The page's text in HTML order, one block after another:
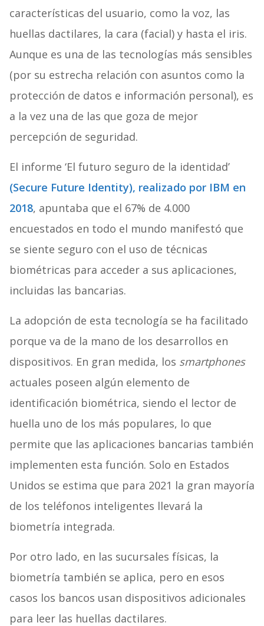
características del usuario, como la voz, las
huellas dactilares, la cara (facial) y hasta el iris.
Aunque es una de las tecnologías más sensibles
(por su estrecha relación con asuntos como la
protección de datos e información personal), es
a la vez una de las que goza de mejor
percepción de seguridad.
El informe ‘El futuro seguro de la identidad’
(Secure Future Identity), realizado por IBM en
2018, apuntaba que el 67% de 4.000
encuestados en todo el mundo manifestó que
se siente seguro con el uso de técnicas
biométricas para acceder a sus aplicaciones,
incluidas las bancarias.
La adopción de esta tecnología se ha facilitado
porque va de la mano de los desarrollos en
dispositivos. En gran medida, los smartphones
actuales poseen algún elemento de
identificación biométrica, siendo el lector de
huella uno de los más populares, lo que
permite que las aplicaciones bancarias también
implementen esta función. Solo en Estados
Unidos se estima que para 2021 la gran mayoría
de los teléfonos inteligentes llevará la
biometría integrada.
Por otro lado, en las sucursales físicas, la
biometría también se aplica, pero en esos
casos los bancos usan dispositivos adicionales
para leer las huellas dactilares.